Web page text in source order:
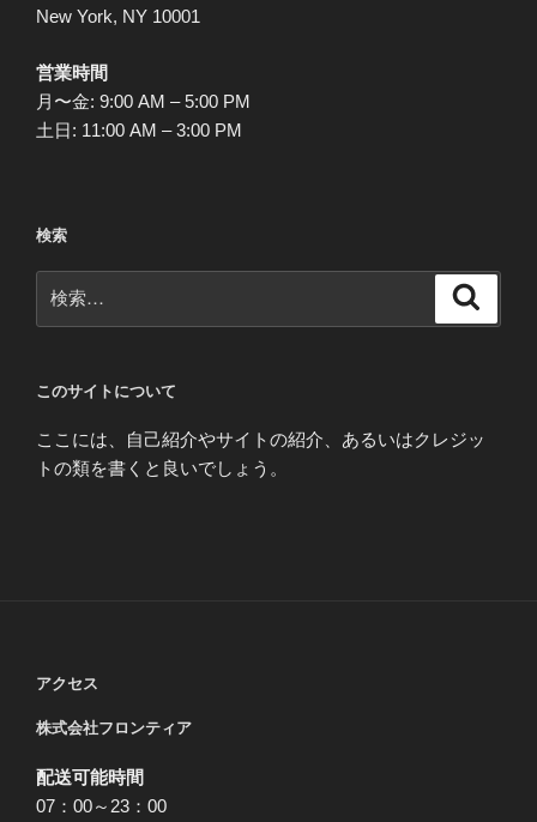
New York, NY 10001
営業時間
月〜金: 9:00 AM – 5:00 PM
土日: 11:00 AM – 3:00 PM
検索
索:
このサイトについて
ここには、自己紹介やサイトの紹介、あるいはクレジッ
トの類を書くと良いでしょう。
アクセス
株式会社フロンティア
配送可能時間
07：00～23：00